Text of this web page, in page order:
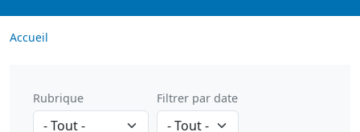
Accueil
Rubrique Filtrer par date